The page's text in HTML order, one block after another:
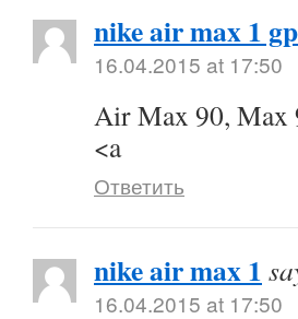
nike air max 1
16.04.2015 at 17:50
Air Max 90, Max
<a
Ответить
nike air max 1
16.04.2015 at 17:50